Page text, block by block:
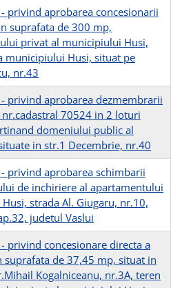
- privind aprobarea concesionarii
suprafata de 300 mp,
privat al municipiului Husi,
municipiului Husi, situat pe
nr.43
- privind aprobarea dezmembrarii
70524 in 2 loturi
domeniului public al
in str.1 Decembrie, nr.40
- privind aprobarea schimbarii
de inchiriere al apartamentului
strada Al. Giugaru, nr.10,
judetul Vaslui
- privind concesionare directa a
de 37,45 mp, situat in
Kogalniceanu, nr.3A, teren